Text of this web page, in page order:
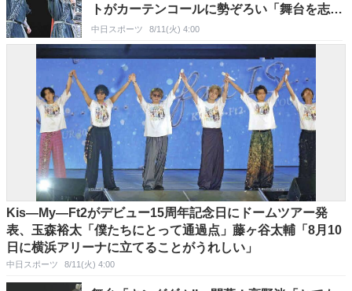
トがカーテンコールに勢ぞろい「舞台を志し
てよかった」
中日スポーツ 8/11(火) 4:00
Kis―My―Ft2がデビュー15周年記念日にドームツアー発
表、玉森裕太「僕たちにとって通過点」藤ヶ谷太輔「8月10
日に横浜アリーナに立てることがうれしい」
中日スポーツ 8/11(火) 4:00